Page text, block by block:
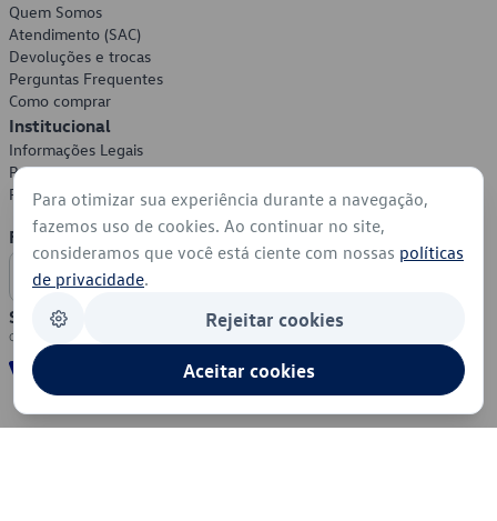
Quem Somos
Atendimento (SAC)
Devoluções e trocas
Perguntas Frequentes
Como comprar
Institucional
Informações Legais
Política de Privacidade
Política de Cookies
Formas de Pagamento
Segurança
Para otimizar sua experiência durante a navegação,
fazemos uso de cookies. Ao continuar no site,
consideramos que você está ciente com nossas políticas
de privacidade.
Rejeitar cookies
Aceitar cookies